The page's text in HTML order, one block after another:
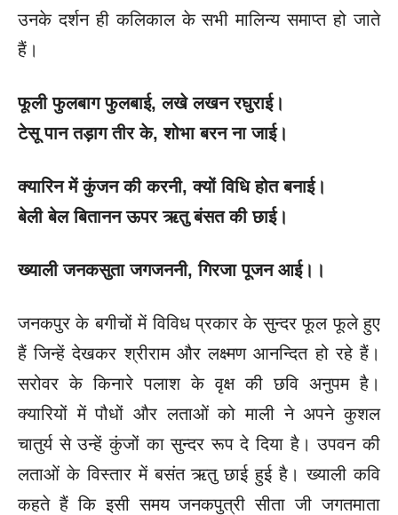
उनके दर्शन ही कलिकाल के सभी मालिन्य समाप्त हो जाते
हैं।
फूली फुलबाग फुलबाई, लखे लखन रघुराई।
टेसू पान तड़ाग तीर के, शोभा बरन ना जाई।
क्यारिन में कुंजन की करनी, क्यों विधि होत बनाई।
बेली बेल बितानन ऊपर ऋतु बंसत की छाई।
ख्याली जनकसुता जगजननी, गिरजा पूजन आई।।
जनकपुर के बगीचों में विविध प्रकार के सुन्दर फूल फूले हुए
हैं जिन्हें देखकर श्रीराम और लक्ष्मण आनन्दित हो रहे हैं।
सरोवर के किनारे पलाश के वृक्ष की छवि अनुपम है।
क्यारियों में पौधों और लताओं को माली ने अपने कुशल
चातुर्य से उन्हें कुंजों का सुन्दर रूप दे दिया है। उपवन की
लताओं के विस्तार में बसंत ऋतु छाई हुई है। ख्याली कवि
कहते हैं कि इसी समय जनकपुत्री सीता जी जगतमाता